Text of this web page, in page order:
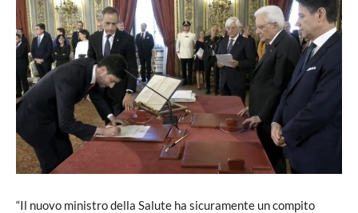
“Il nuovo ministro della Salute ha sicuramente un compito